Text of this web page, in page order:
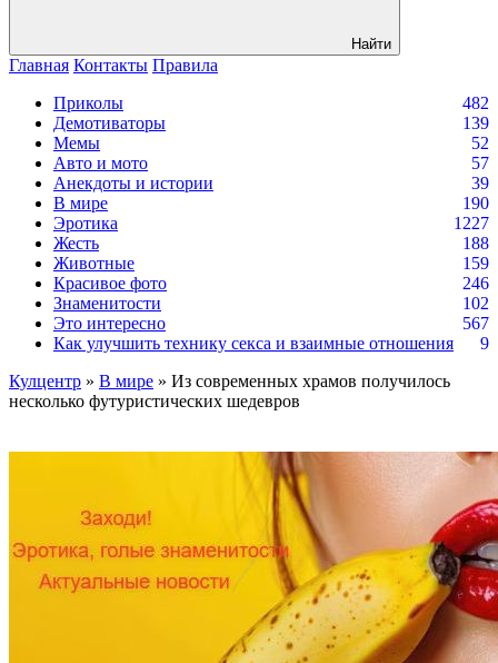
Найти
Главная Контакты Правила
Приколы
482
Демотиваторы
139
Мемы
52
Авто и мото
57
Анекдоты и истории
39
В мире
190
Эротика
1227
Жесть
188
Животные
159
Красивое фото
246
Знаменитости
102
Это интересно
567
Как улучшить технику секса и взаимные отношения
9
Кулцентр » В мире » Из современных храмов получилось
несколько футуристических шедевров